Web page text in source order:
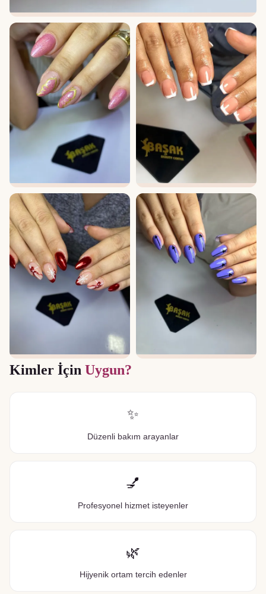
Kimler İçin Uygun?
✨
Düzenli bakım arayanlar
💅
Profesyonel hizmet isteyenler
🌿
Hijyenik ortam tercih edenler